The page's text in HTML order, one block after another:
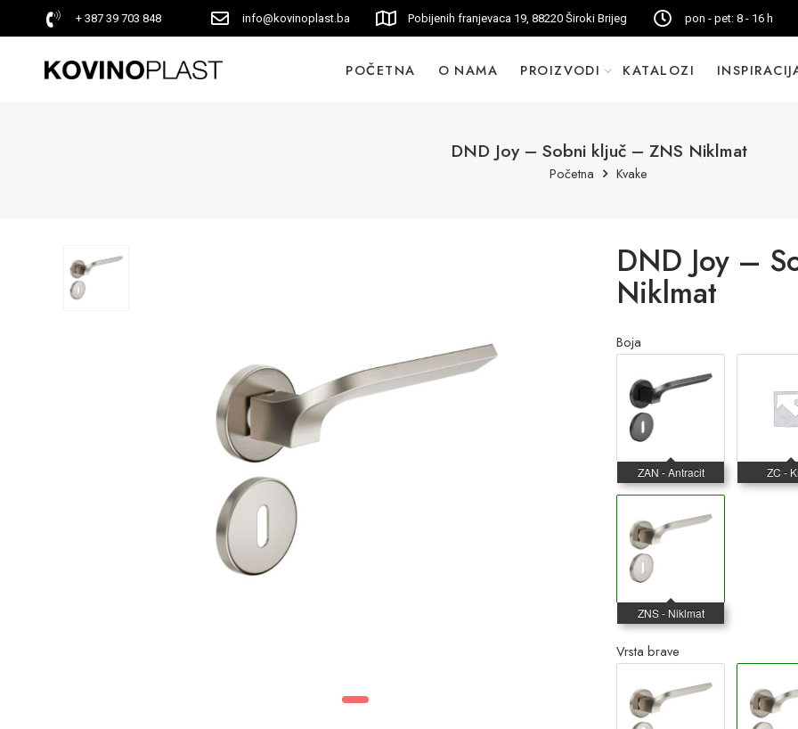
+ 387 39 703 848 info@kovinoplast.ba Pobijenih franjevaca 19, 88220 Široki Brijeg pon - pet: 8 - 16 h
POČETNA O NAMA PROIZVODI KATALOZI
DND Joy – Sobni ključ – ZNS Niklmat
Početna Kvake
DND Joy –
Niklmat
Boja
Vrsta brave